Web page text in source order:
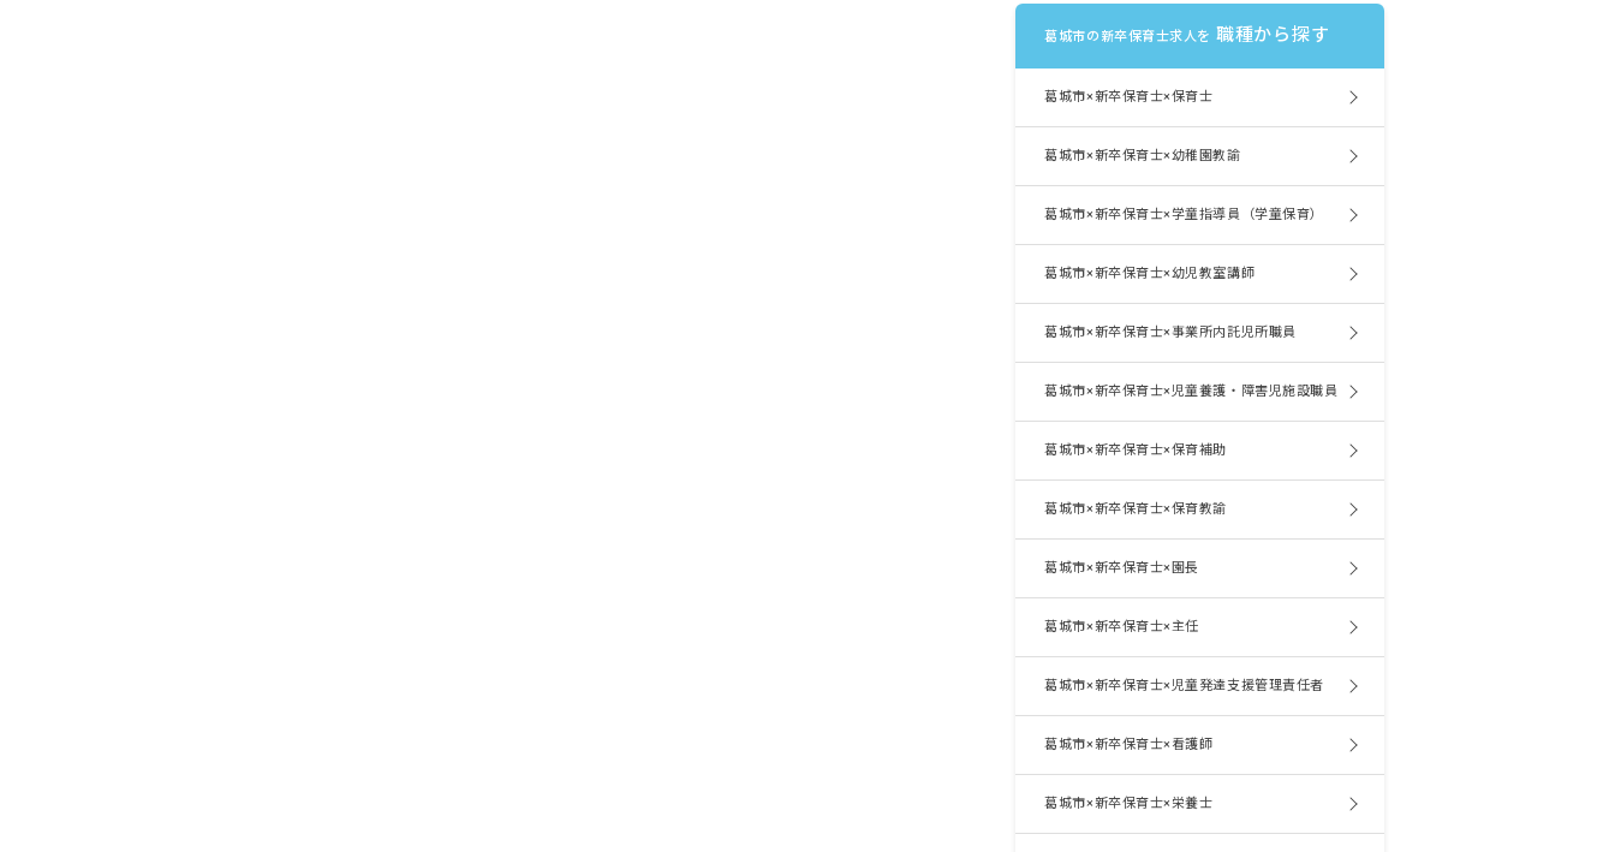
葛城市の新卒保育士求人を 職種から探す
葛城市×新卒保育士×保育士
葛城市×新卒保育士×幼稚園教諭
葛城市×新卒保育士×学童指導員（学童保育）
葛城市×新卒保育士×幼児教室講師
葛城市×新卒保育士×事業所内託児所職員
葛城市×新卒保育士×児童養護・障害児施設職員
葛城市×新卒保育士×保育補助
葛城市×新卒保育士×保育教諭
葛城市×新卒保育士×園長
葛城市×新卒保育士×主任
葛城市×新卒保育士×児童発達支援管理責任者
葛城市×新卒保育士×看護師
葛城市×新卒保育士×栄養士